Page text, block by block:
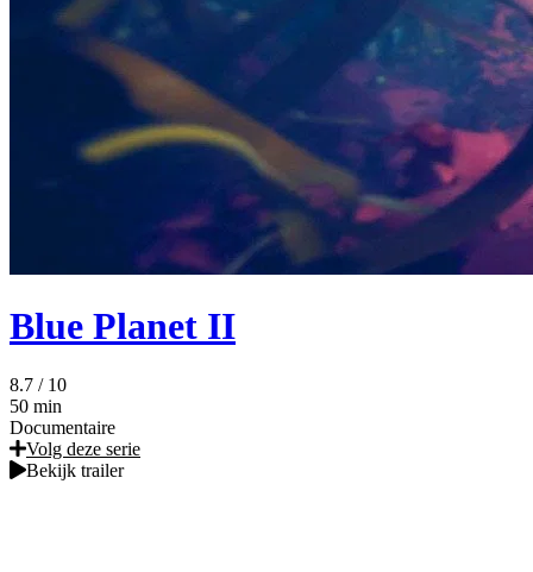
Blue Planet II
8.7 / 10
50 min
Documentaire
Volg deze serie
Bekijk trailer